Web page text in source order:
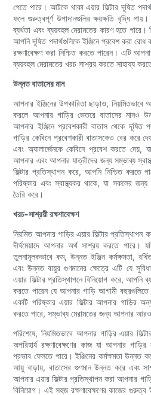
পেতে পারে। আটকে থাকা এয়ার ফিল্টার দূষিত
ফলে গুরুত্বপূর্ণ উপাদানগুলির ক্ষয়ক্ষতি বৃদ্ধি
ব্যর্থতা এবং ব্যয়বহুল মেরামতের কারণ হতে পারে।
আপনি দূষিত পদার্থগুলিকে ইঞ্জিনে প্রবেশ করা
রক্ষণাবেক্ষণ করা নিশ্চিত করতে পারেন। এটি
ব্যয়বহুল মেরামতের খরচ সাশ্রয় করতে সাহায্য
উন্নত বাতাসের মান
আপনার ইঞ্জিনের উপকারিতা ছাড়াও, নিয়মিতভাবে
করলে আপনার গাড়ির ভেতরে বাতাসের মানও
আপনার ইঞ্জিনে প্রবেশকারী বাতাস থেকে দূষিত
গাড়ির কেবিনে প্রবেশকারী বাতাসকেও বের করে
এবং অ্যালার্জেনকে কেবিনে প্রবেশ করতে দেয়,
আপনার এবং আপনার যাত্রীদের জন্য সম্ভাব্য
ফিল্টার প্রতিস্থাপন করে, আপনি নিশ্চিত করতে
পরিষ্কার এবং স্বাস্থ্যকর থাকে, যা সকলের
তৈরি করে।
খরচ-সাশ্রয়ী রক্ষণাবেক্ষণ
নিয়মিত আপনার গাড়ির এয়ার ফিল্টার প্রতিস্থাপন
দীর্ঘমেয়াদে আপনার অর্থ সাশ্রয় করতে পারে।
তুলনামূলকভাবে কম, উন্নত ইঞ্জিন কর্মক্ষমতা,
এবং উন্নত বায়ুর গুণমানের ক্ষেত্রে এটি যে
এয়ার ফিল্টার প্রতিস্থাপনে বিনিয়োগ করে, আপনি
করতে পারেন যে আপনার গাড়ি আগামী
একটি পরিষ্কার এয়ার ফিল্টার আপনার গাড়ির
করতে পারে, সম্ভাব্য মেরামতের জন্য আপনার আরও
পরিশেষে, নিয়মিতভাবে আপনার গাড়ির এয়ার
অপরিহার্য রক্ষণাবেক্ষণের কাজ যা আপনার
প্রভাব ফেলতে পারে। ইঞ্জিনের কর্মক্ষমতা উন্নত
আয়ু বাড়ায়, বাতাসের গুণমান উন্নত করে এবং
আপনার এয়ার ফিল্টার প্রতিস্থাপন করা আপনার
বিনিয়োগ। এই সহজ রক্ষণাবেক্ষণের কাজের